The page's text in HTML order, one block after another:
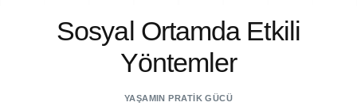
Sosyal Ortamda Etkili
Yöntemler
YAŞAMIN PRATIK GÜCÜ